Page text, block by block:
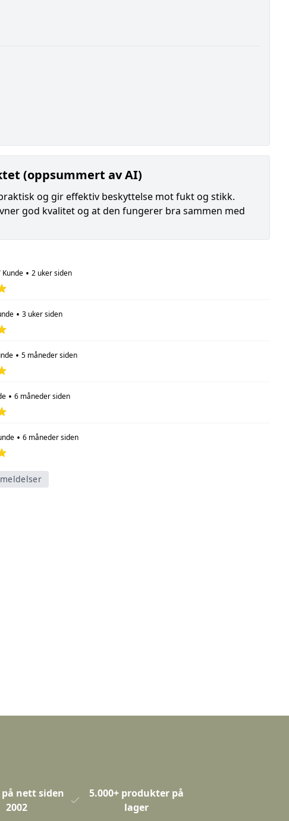
(oppsummert av AI)
og gir effektiv beskyttelse mot fukt og stikk.
god kvalitet og at den fungerer bra sammen med
Kunde • 2 uker siden
• 3 uker siden
• 5 måneder siden
• 6 måneder siden
• 6 måneder siden
på nett siden
2002
5.000+ produkter på
lager